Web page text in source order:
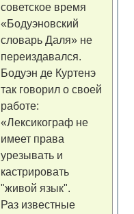
советское время
«Бодуэновский
словарь Даля» не
переиздавался.
Бодуэн де Куртенэ
так говорил о своей
работе:
«Лексикограф не
имеет права
урезывать и
кастрировать
"живой язык".
Раз известные